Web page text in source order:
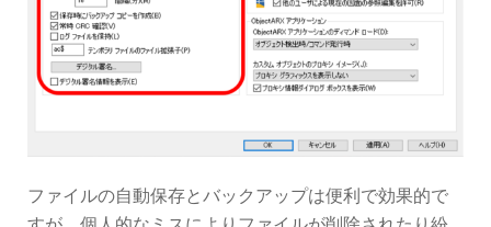
ファイルの自動保存とバックアップは便利で効果的で